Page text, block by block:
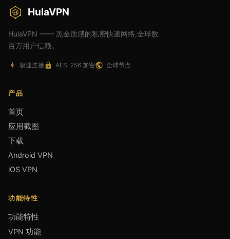
HulaVPN
HulaVPN —— 黑金质感的私密快速网络,全球数
百万用户信赖。
极速连接 AES-256 加密 全球节点
产品
首页
应用截图
下载
Android VPN
iOS VPN
功能特性
功能特性
VPN 功能